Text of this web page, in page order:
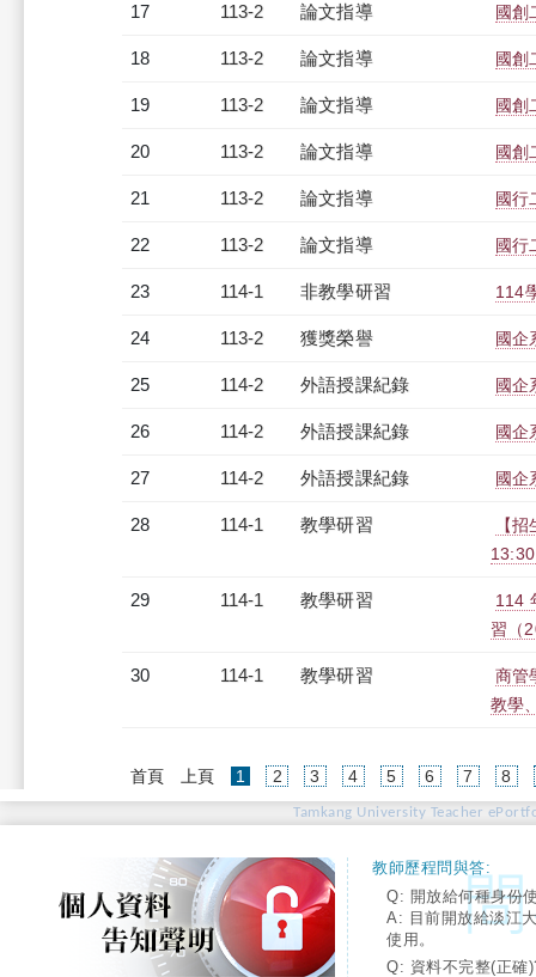
17 113-2 論文指導 國創
18 113-2 論文指導 國創
19 113-2 論文指導 國創
20 113-2 論文指導 國創
21 113-2 論文指導 國行
22 113-2 論文指導 國行
23 114-1 非教學研習 114
24 113-2 獲獎榮譽 國企
25 114-2 外語授課紀錄 國企
26 114-2 外語授課紀錄 國企
27 114-2 外語授課紀錄 國企
28 114-1 教學研習
【
29 114-1 教學研習
114
習（
30 114-1 教學研習
商管
教學
首頁 上頁 1 (current)
2 3 4 5 6 7 8
Tamkang University Teacher
教師歷程問與答:
Q: 開放給何種身份
A: 目前開放給淡江
使用。
Q: 資料不完整(正確